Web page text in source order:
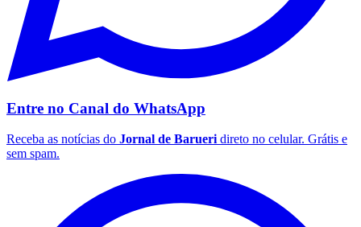
Palmeiras
Entre no Canal do WhatsApp
Receba as notícias do Jornal de Barueri direto no celular. Grátis e
sem spam.